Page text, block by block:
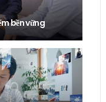
bền vững